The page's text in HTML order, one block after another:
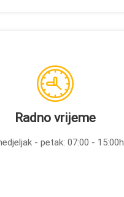
Radno vrijeme
- petak: 07:00 - 15:00h